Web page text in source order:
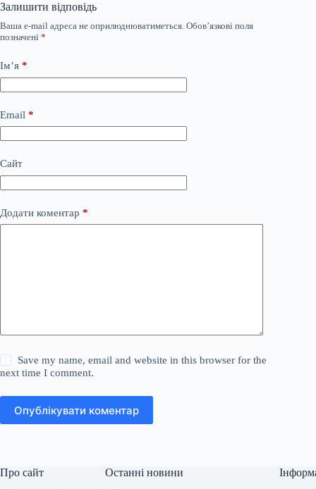
Залишити відповідь
Ваша e-mail адреса не оприлюднюватиметься. Обов’язкові поля
позначені *
Ім’я *
Email *
Сайт
Додати коментар *
Save my name, email and website in this browser for the
next time I comment.
Опублікувати коментар
Про сайт
Останні новини